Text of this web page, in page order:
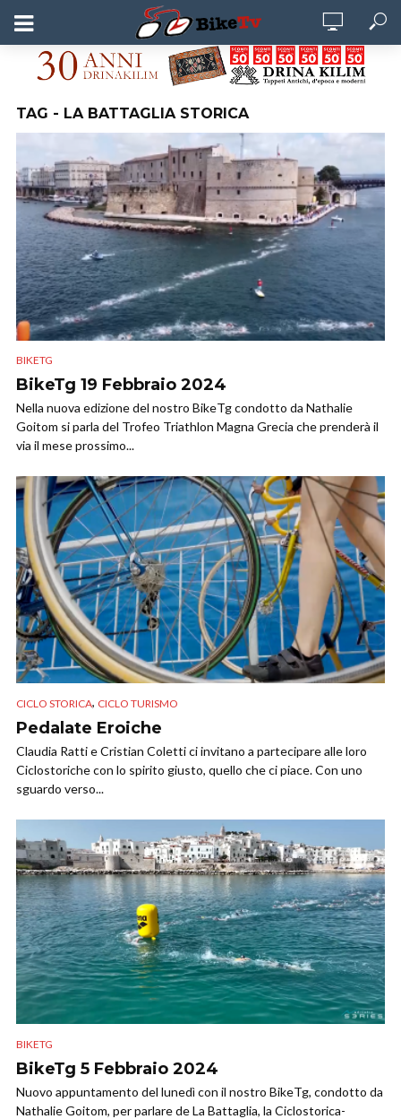
TAG - LA BATTAGLIA STORICA
BIKETG
BikeTg 19 Febbraio 2024
Nella nuova edizione del nostro BikeTg condotto da Nathalie
Goitom si parla del Trofeo Triathlon Magna Grecia che prenderà il
via il mese prossimo...
CICLO STORICA, CICLO TURISMO
Pedalate Eroiche
Claudia Ratti e Cristian Coletti ci invitano a partecipare alle loro
Ciclostoriche con lo spirito giusto, quello che ci piace. Con uno
sguardo verso...
BIKETG
BikeTg 5 Febbraio 2024
Nuovo appuntamento del lunedì con il nostro BikeTg, condotto da
Nathalie Goitom, per parlare de La Battaglia, la Ciclostorica-